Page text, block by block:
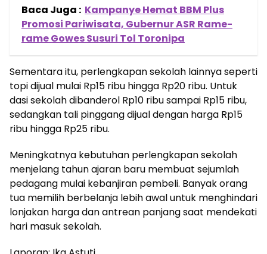
Baca Juga : Kampanye Hemat BBM Plus
Promosi Pariwisata, Gubernur ASR Rame-
rame Gowes Susuri Tol Toronipa
Sementara itu, perlengkapan sekolah lainnya seperti
topi dijual mulai Rp15 ribu hingga Rp20 ribu. Untuk
dasi sekolah dibanderol Rp10 ribu sampai Rp15 ribu,
sedangkan tali pinggang dijual dengan harga Rp15
ribu hingga Rp25 ribu.
Meningkatnya kebutuhan perlengkapan sekolah
menjelang tahun ajaran baru membuat sejumlah
pedagang mulai kebanjiran pembeli. Banyak orang
tua memilih berbelanja lebih awal untuk menghindari
lonjakan harga dan antrean panjang saat mendekati
hari masuk sekolah.